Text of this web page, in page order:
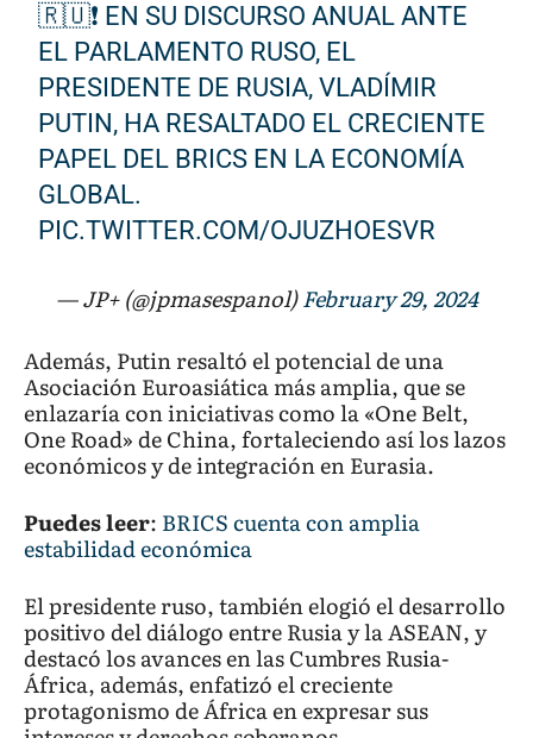
🇷🇺❗ EN SU DISCURSO ANUAL ANTE
EL PARLAMENTO RUSO, EL
PRESIDENTE DE RUSIA, VLADÍMIR
PUTIN, HA RESALTADO EL CRECIENTE
PAPEL DEL BRICS EN LA ECONOMÍA
GLOBAL.
PIC.TWITTER.COM/OJUZHOESVR
— JP+ (@jpmasespanol)February 29, 2024
Además, Putin resaltó el potencial de una
Asociación Euroasiática más amplia, que se
enlazaría con iniciativas como la «One Belt,
One Road» de China, fortaleciendo así los lazos
económicos y de integración en Eurasia.
Puedes leer: BRICS cuenta con amplia
estabilidad económica
El presidente ruso, también elogió el desarrollo
positivo del diálogo entre Rusia y la ASEAN, y
destacó los avances en las Cumbres Rusia-
África, además, enfatizó el creciente
protagonismo de África en expresar sus